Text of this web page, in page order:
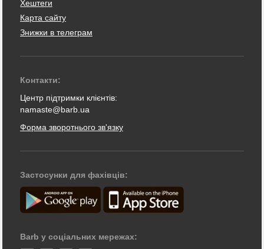
Хештеги
Карта сайту
Знижки в телеграм
Контакти:
Центр підтримки клієнтів:
namaste@barb.ua
Форма зворотнього зв'язку
Застосунки для фахівців:
Barb у соціальних мережах: